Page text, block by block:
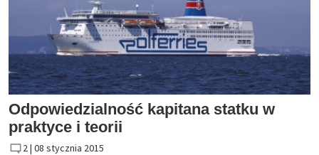
Odpowiedzialność kapitana statku w
praktyce i teorii
2 | 08 stycznia 2015